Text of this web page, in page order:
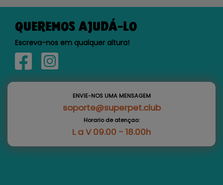
QUEREMOS AJUDÁ-LO
Escreva-nos em qualquer altura!
ENVIE-NOS UMA MENSAGEM
soporte@superpet.club
Horario de atençao:
L a V 09.00 - 18.00h